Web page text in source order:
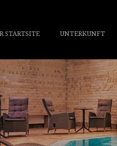
STARTSITE UNTERKUNFT